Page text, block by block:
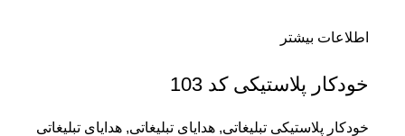
اطلاعات بیشتر
خودکار پلاستیکی کد 103
خودکار پلاستیکی تبلیغاتی, هدایای تبلیغاتی, هدایای تبلیغاتی